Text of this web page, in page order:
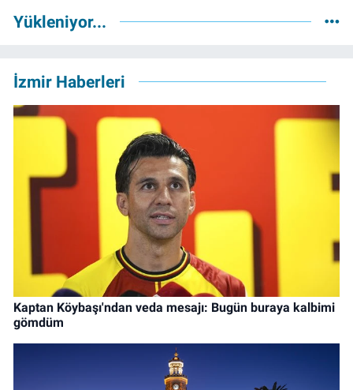
Yükleniyor...
İzmir Haberleri
Kaptan Köybaşı'ndan veda mesajı: Bugün buraya kalbimi
gömdüm